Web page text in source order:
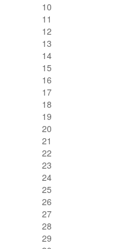
10
11
12
13
14
15
16
17
18
19
20
21
22
23
24
25
26
27
28
29